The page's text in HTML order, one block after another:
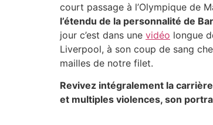
court passage à l’Olympique de
l’étendu de la personnalité de
jour c’est dans une vidéo longue
Liverpool, à son coup de sang
mailles de notre filet.
Revivez intégralement la
et multiples violences, son